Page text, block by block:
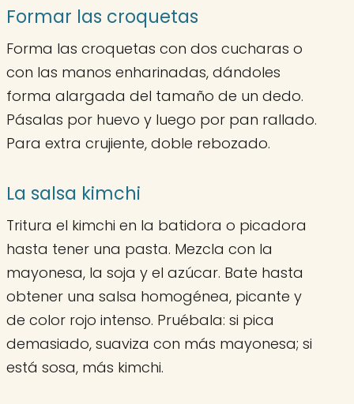
Formar las croquetas
Forma las croquetas con dos cucharas o
con las manos enharinadas, dándoles
forma alargada del tamaño de un dedo.
Pásalas por huevo y luego por pan rallado.
Para extra crujiente, doble rebozado.
La salsa kimchi
Tritura el kimchi en la batidora o picadora
hasta tener una pasta. Mezcla con la
mayonesa, la soja y el azúcar. Bate hasta
obtener una salsa homogénea, picante y
de color rojo intenso. Pruébala: si pica
demasiado, suaviza con más mayonesa; si
está sosa, más kimchi.